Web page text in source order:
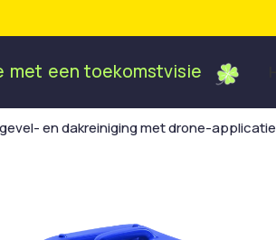
met een toekomstvisie
en dakreiniging met drone-applicatie